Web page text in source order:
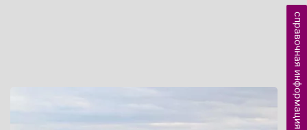
справочная информация